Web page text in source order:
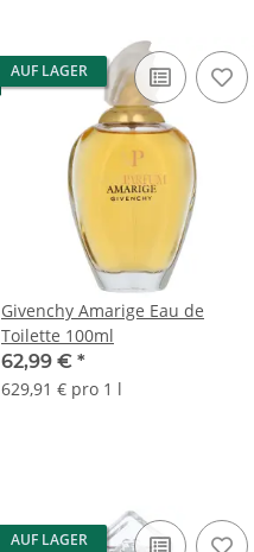
AUF LAGER
Givenchy Amarige Eau de
Toilette 100ml
62,99 € *
629,91 € pro 1 l
AUF LAGER